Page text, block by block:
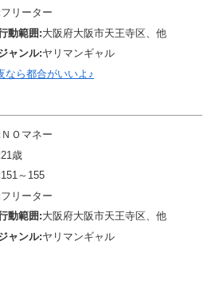
フリーター
動範囲:大阪府大阪市天王寺区、他
ャンル:ヤリマンギャル
なら都合がいいよ♪
ＮＯマネー
21歳
151～155
フリーター
動範囲:大阪府大阪市天王寺区、他
ャンル:ヤリマンギャル